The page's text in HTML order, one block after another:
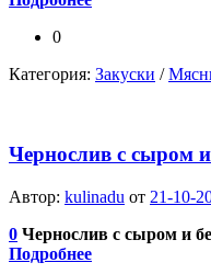
0
Категория: Закуски /
Чернослив с сыром
Автор: kulinadu от 21-10-
0 Чернослив с сыром и
Подробнее